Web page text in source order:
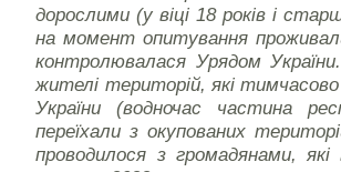
дорослими (у віці 18 років і
на момент опитування
контролювалася Урядом
жителі територій, які
України (водночас частина
переїхали з окупованих
проводилося з громадянами, які